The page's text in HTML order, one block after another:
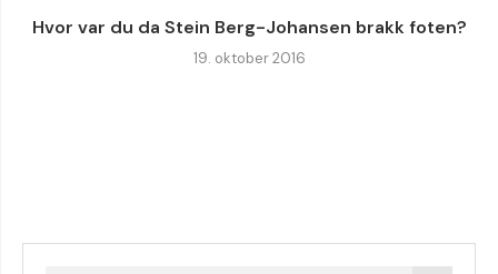
Hvor var du da Stein Berg-Johansen brakk foten?
19. oktober 2016